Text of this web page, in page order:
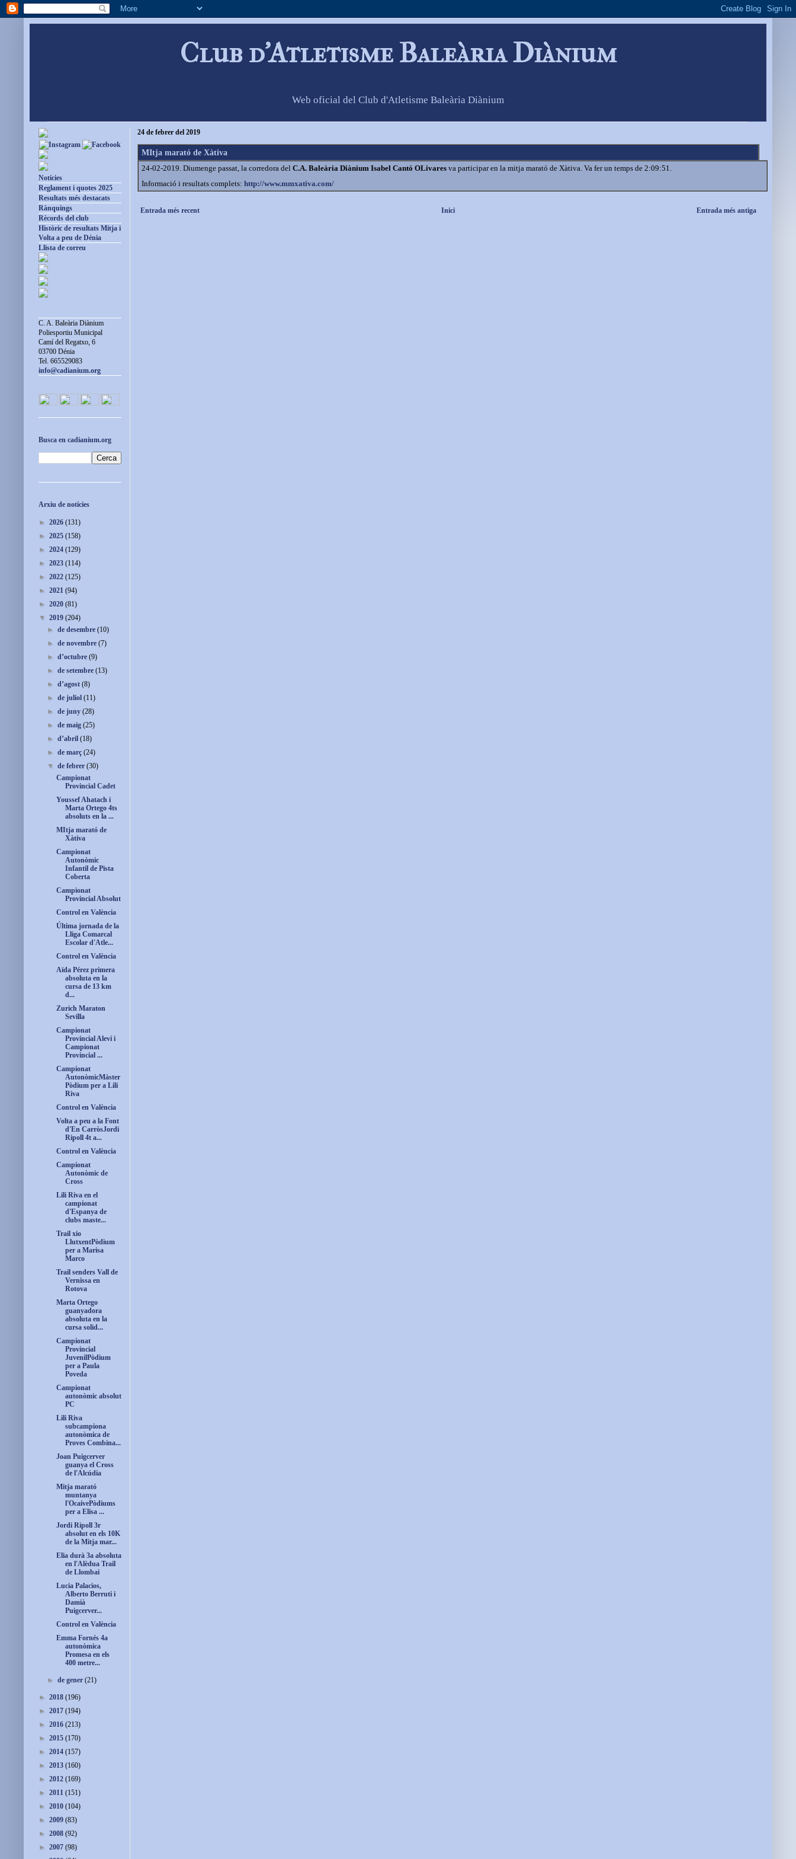
Club d'Atletisme Baleària Diànium
Web oficial del Club d'Atletisme Baleària Diànium
24 de febrer del 2019
MItja marató de Xàtiva
24-02-2019. Diumenge passat, la corredora del C.A. Baleària Diànium Isabel Cantó OLivares va participar en la mitja marató de Xàtiva. Va fer un temps de 2:09:51.
Informació i resultats complets: http://www.mmxativa.com/
Entrada més recent Entrada més antiga
Inici
Notícies
Reglament i quotes 2025
Resultats més destacats
Rànquings
Rècords del club
Històric de resultats Mitja i
Volta a peu de Dénia
Llista de correu
C. A. Baleària Diànium
Poliesportiu Municipal
Camí del Regatxo, 6
03700 Dénia
Tel. 665529083
info@cadianium.org
Busca en cadianium.org
Arxiu de notícies
► 2026 (131)
► 2025 (158)
► 2024 (129)
► 2023 (114)
► 2022 (125)
► 2021 (94)
► 2020 (81)
▼ 2019 (204)
►de desembre(10)
►de novembre(7)
►d’octubre(9)
►de setembre(13)
►d’agost(8)
►de juliol(11)
►de juny(28)
►de maig(25)
►d’abril(18)
►de març(24)
▼de febrer(30)
Campionat
Provincial Cadet
Youssef Ahatach i
Marta Ortego 4ts
absoluts en la ...
MItja marató de
Xàtiva
Campionat
Autonòmic
Infantil de Pista
Coberta
Campionat
Provincial Absolut
Control en València
Última jornada de la
Lliga Comarcal
Escolar d'Atle...
Control en València
Aïda Pérez primera
absoluta en la
cursa de 13 km
d...
Zurich Maraton
Sevilla
Campionat
Provincial Aleví i
Campionat
Provincial ...
Campionat
AutonòmicMàster
Pòdium per a Lili
Riva
Control en València
Volta a peu a la Font
d'En CarròsJordi
Ripoll 4t a...
Control en València
Campionat
Autonòmic de
Cross
Lili Riva en el
campionat
d'Espanya de
clubs maste...
Trail xio
LlutxentPòdium
per a Marisa
Marco
Trail senders Vall de
Vernissa en
Rotova
Marta Ortego
guanyadora
absoluta en la
cursa solid...
Campionat
Provincial
JuvenilPòdium
per a Paula
Poveda
Campionat
autonòmic absolut
PC
Lili Riva
subcampiona
autonòmica de
Proves Combina...
Joan Puigcerver
guanya el Cross
de l'Alcúdia
Mitja marató
muntanya
l'OcaivePòdiums
per a Elisa ...
Jordi Ripoll 3r
absolut en els 10K
de la Mitja mar...
Elia durà 3a absoluta
en l'Alèdua Trail
de Llombai
Lucia Palacios,
Alberto Berruti i
Damià
Puigcerver...
Control en València
Emma Fornés 4a
autonòmica
Promesa en els
400 metre...
►de gener(21)
► 2018 (196)
► 2017 (194)
► 2016 (213)
► 2015 (170)
► 2014 (157)
► 2013 (160)
► 2012 (169)
► 2011 (151)
► 2010 (104)
► 2009 (83)
► 2008 (92)
► 2007 (98)